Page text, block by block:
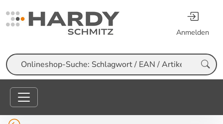
Anmelden
Suche